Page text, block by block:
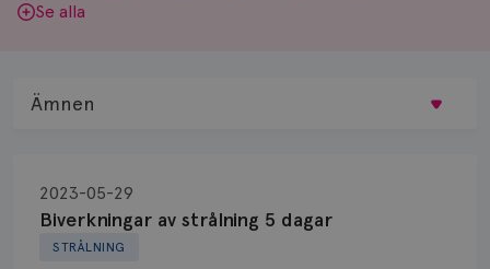
Se alla
STRÅLNING
Biverkningar av strålning 5 dagar
2023-05-29
Ämnen
Biopsi
Biverkningar